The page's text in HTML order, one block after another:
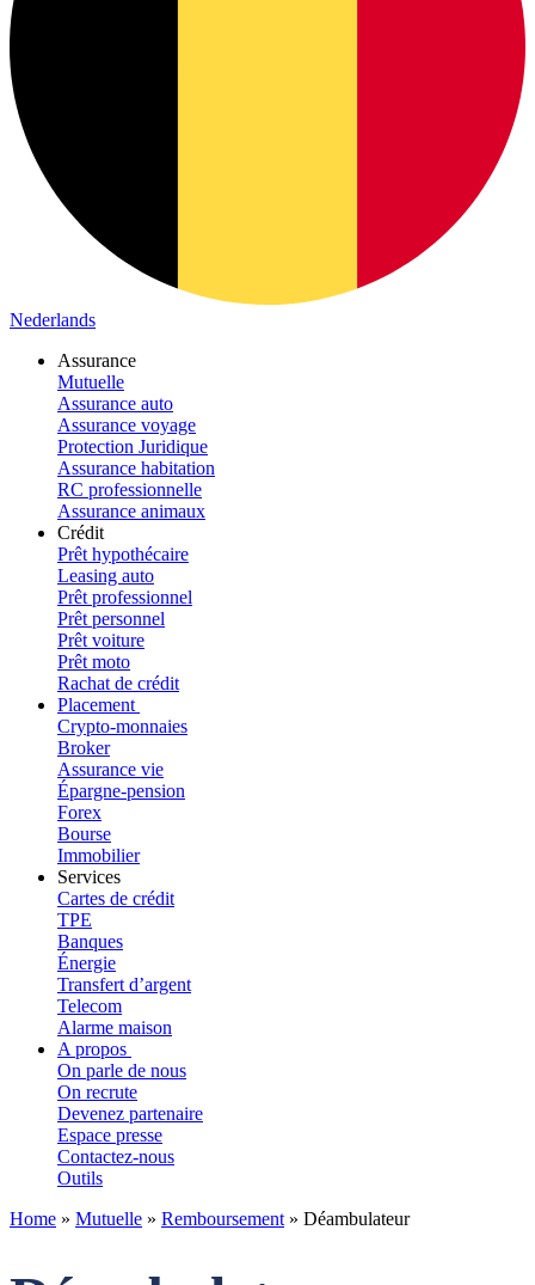
Nederlands
Assurance
Mutuelle
Assurance auto
Assurance voyage
Protection Juridique
Assurance habitation
RC professionnelle
Assurance animaux
Crédit
Prêt hypothécaire
Leasing auto
Prêt professionnel
Prêt personnel
Prêt voiture
Prêt moto
Rachat de crédit
Placement
Crypto-monnaies
Broker
Assurance vie
Épargne-pension
Forex
Bourse
Immobilier
Services
Cartes de crédit
TPE
Banques
Énergie
Transfert d’argent
Telecom
Alarme maison
A propos
On parle de nous
On recrute
Devenez partenaire
Espace presse
Contactez-nous
Outils
Home » Mutuelle » Remboursement » Déambulateur